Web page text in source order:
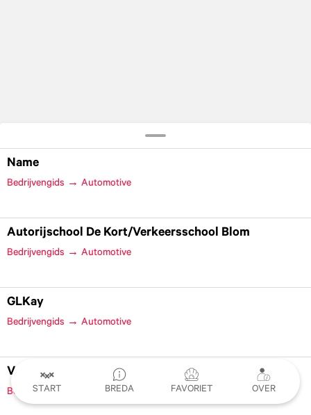
Name
Bedrijvengids → Automotive
Autorijschool De Kort/Verkeersschool Blom
Bedrijvengids → Automotive
GLKay
Bedrijvengids → Automotive
Verkeersschool Blom B.V.
Bedrijvengids → Automotive
START BREDA FAVORIET OVER